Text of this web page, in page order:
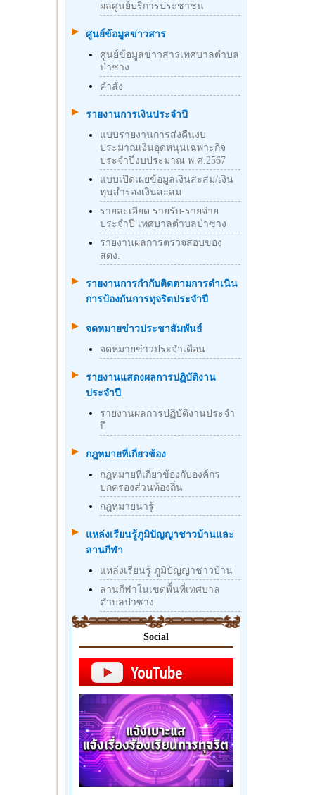
ผลศูนย์บริการประชาชน
ศูนย์ข้อมูลข่าวสาร
ศูนย์ข้อมูลข่าวสารเทศบาลตำบล
ป่าซาง
คำสั่ง
รายงานการเงินประจำปี
แบบรายงานการส่งคืนงบ
ประมาณเงินอุดหนุนเฉพาะกิจ
ประจำปีงบประมาณ พ.ศ.2567
แบบเปิดเผยข้อมูลเงินสะสม/เงิน
ทุนสำรองเงินสะสม
รายละเอียด รายรับ-รายจ่าย
ประจำปี เทศบาลตำบลป่าซาง
รายงานผลการตรวจสอบของ
สตง.
รายงานการกำกับติดตามการดำเนิน
การป้องกันการทุจริตประจำปี
จดหมายข่าวประชาสัมพันธ์
จดหมายข่าวประจำเดือน
รายงานแสดงผลการปฏิบัติงาน
ประจำปี
รายงานผลการปฏิบัติงานประจำ
ปี
กฎหมายที่เกี่ยวข้อง
กฎหมายที่เกี่ยวข้องกับองค์กร
ปกครองส่วนท้องถิ่น
กฎหมายน่ารู้
แหล่งเรียนรู้ภูมิปัญญาชาวบ้านและ
ลานกีฬา
แหล่งเรียนรู้ ภูมิปัญญาชาวบ้าน
ลานกีฬาในเขตพื้นที่เทศบาล
ตำบลป่าซาง
Social